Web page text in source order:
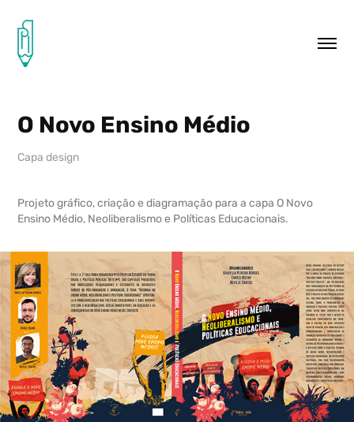
O Novo Ensino Médio
Capa design
Projeto gráfico, criação e diagramação para a capa O Novo
Ensino Médio, Neoliberalismo e Políticas Educacionais.